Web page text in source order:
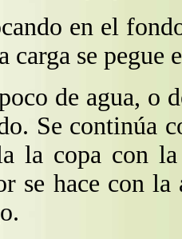
en el
carga se pegue
de agua,
Se continúa
la copa con
se hace con